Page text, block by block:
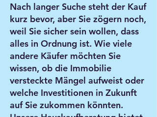
Nach langer Suche steht der Kauf
kurz bevor, aber Sie zögern noch,
weil Sie sicher sein wollen, dass
alles in Ordnung ist. Wie viele
andere Käufer möchten Sie
wissen, ob die Immobilie
versteckte Mängel aufweist oder
welche Investitionen in Zukunft
auf Sie zukommen könnten.